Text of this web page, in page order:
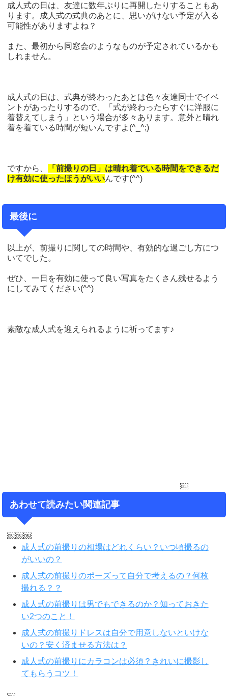
成人式の日は、友達に数年ぶりに再開したりすることもあ
ります。成人式の式典のあとに、思いがけない予定が入る
可能性がありますよね？
また、最初から同窓会のようなものが予定されているかも
しれません。
成人式の日は、式典が終わったあとは色々友達同士でイベ
ントがあったりするので、「式が終わったらすぐに洋服に
着替えてしまう」という場合が多々あります。意外と晴れ
着を着ている時間が短いんですよ(^_^;)
ですから、
「前撮りの日」は晴れ着でいる時間をできるだ
け有効に使ったほうがいいんです(^^)
最後に
以上が、前撮りに関しての時間や、有効的な過ごし方につ
いてでした。
ぜひ、一日を有効に使って良い写真をたくさん残せるよう
にしてみてください(^^)
素敵な成人式を迎えられるように祈ってます♪
￼
あわせて読みたい関連記事
￼￼￼
成人式の前撮りの相場はどれくらい？いつ頃撮るの
がいいの？
成人式の前撮りのポーズって自分で考えるの？何枚
撮れる？？
成人式の前撮りは男でもできるのか？知っておきた
い2つのこと！
成人式の前撮りドレスは自分で用意しないといけな
いの？安く済ませる方法は？
成人式の前撮りにカラコンは必須？きれいに撮影し
てもらうコツ！